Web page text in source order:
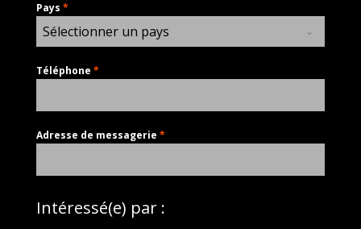
Pays *
Sélectionner un pays
Téléphone *
Adresse de messagerie *
Intéressé(e) par :